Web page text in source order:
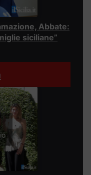
Abbate:
siciliane”